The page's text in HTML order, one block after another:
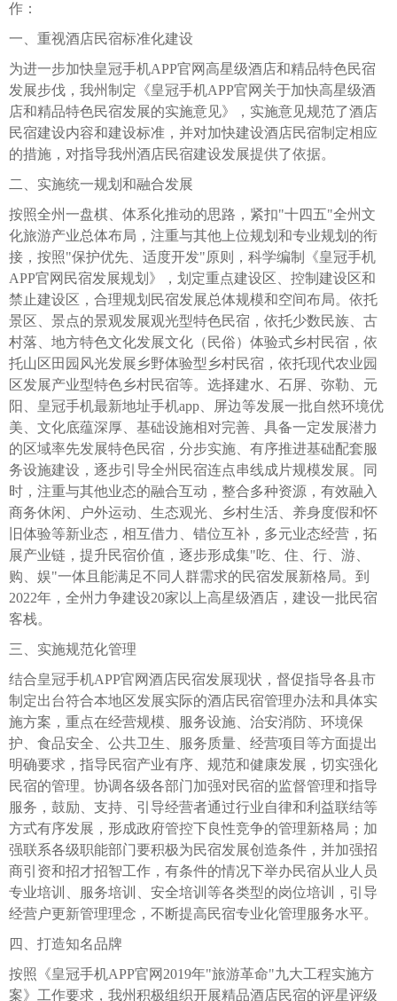
作：
一、重视酒店民宿标准化建设
为进一步加快皇冠手机APP官网高星级酒店和精品特色民宿
发展步伐，我州制定《皇冠手机APP官网关于加快高星级酒
店和精品特色民宿发展的实施意见》，实施意见规范了酒店
民宿建设内容和建设标准，并对加快建设酒店民宿制定相应
的措施，对指导我州酒店民宿建设发展提供了依据。
二、实施统一规划和融合发展
按照全州一盘棋、体系化推动的思路，紧扣"十四五"全州文
化旅游产业总体布局，注重与其他上位规划和专业规划的衔
接，按照"保护优先、适度开发"原则，科学编制《皇冠手机
APP官网民宿发展规划》，划定重点建设区、控制建设区和
禁止建设区，合理规划民宿发展总体规模和空间布局。依托
景区、景点的景观发展观光型特色民宿，依托少数民族、古
村落、地方特色文化发展文化（民俗）体验式乡村民宿，依
托山区田园风光发展乡野体验型乡村民宿，依托现代农业园
区发展产业型特色乡村民宿等。选择建水、石屏、弥勒、元
阳、皇冠手机最新地址手机app、屏边等发展一批自然环境优
美、文化底蕴深厚、基础设施相对完善、具备一定发展潜力
的区域率先发展特色民宿，分步实施、有序推进基础配套服
务设施建设，逐步引导全州民宿连点串线成片规模发展。同
时，注重与其他业态的融合互动，整合多种资源，有效融入
商务休闲、户外运动、生态观光、乡村生活、养身度假和怀
旧体验等新业态，相互借力、错位互补，多元业态经营，拓
展产业链，提升民宿价值，逐步形成集"吃、住、行、游、
购、娱"一体且能满足不同人群需求的民宿发展新格局。到
2022年，全州力争建设20家以上高星级酒店，建设一批民宿
客栈。
三、实施规范化管理
结合皇冠手机APP官网酒店民宿发展现状，督促指导各县市
制定出台符合本地区发展实际的酒店民宿管理办法和具体实
施方案，重点在经营规模、服务设施、治安消防、环境保
护、食品安全、公共卫生、服务质量、经营项目等方面提出
明确要求，指导民宿产业有序、规范和健康发展，切实强化
民宿的管理。协调各级各部门加强对民宿的监督管理和指导
服务，鼓励、支持、引导经营者通过行业自律和利益联结等
方式有序发展，形成政府管控下良性竞争的管理新格局；加
强联系各级职能部门要积极为民宿发展创造条件，并加强招
商引资和招才招智工作，有条件的情况下举办民宿从业人员
专业培训、服务培训、安全培训等各类型的岗位培训，引导
经营户更新管理理念，不断提高民宿专业化管理服务水平。
四、打造知名品牌
按照《皇冠手机APP官网2019年"旅游革命"九大工程实施方
案》工作要求，我州积极组织开展精品酒店民宿的评星评级